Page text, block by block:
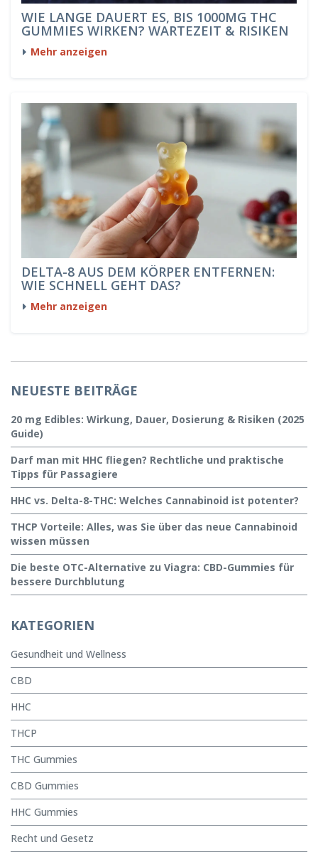
WIE LANGE DAUERT ES, BIS 1000MG THC
GUMMIES WIRKEN? WARTEZEIT & RISIKEN
Mehr anzeigen
DELTA-8 AUS DEM KÖRPER ENTFERNEN:
WIE SCHNELL GEHT DAS?
Mehr anzeigen
NEUESTE BEITRÄGE
20 mg Edibles: Wirkung, Dauer, Dosierung & Risiken (2025
Guide)
Darf man mit HHC fliegen? Rechtliche und praktische
Tipps für Passagiere
HHC vs. Delta-8-THC: Welches Cannabinoid ist potenter?
THCP Vorteile: Alles, was Sie über das neue Cannabinoid
wissen müssen
Die beste OTC-Alternative zu Viagra: CBD-Gummies für
bessere Durchblutung
KATEGORIEN
Gesundheit und Wellness
CBD
HHC
THCP
THC Gummies
CBD Gummies
HHC Gummies
Recht und Gesetz